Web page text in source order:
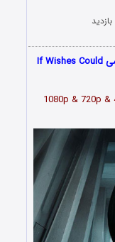
دانلود سریال آرزوهای مرگبار با زیرنویس فارسی If Wishes Could